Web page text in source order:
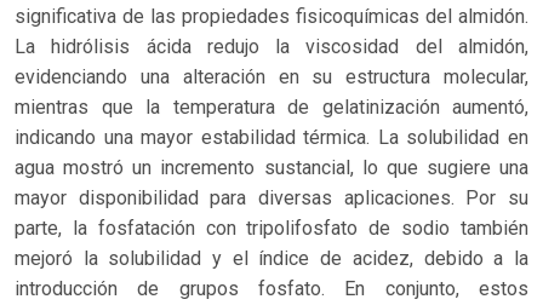
significativa de las propiedades fisicoquímicas del almidón.
La hidrólisis ácida redujo la viscosidad del almidón,
evidenciando una alteración en su estructura molecular,
mientras que la temperatura de gelatinización aumentó,
indicando una mayor estabilidad térmica. La solubilidad en
agua mostró un incremento sustancial, lo que sugiere una
mayor disponibilidad para diversas aplicaciones. Por su
parte, la fosfatación con tripolifosfato de sodio también
mejoró la solubilidad y el índice de acidez, debido a la
introducción de grupos fosfato. En conjunto, estos